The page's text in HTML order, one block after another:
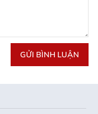
GỬI BÌNH LUẬN